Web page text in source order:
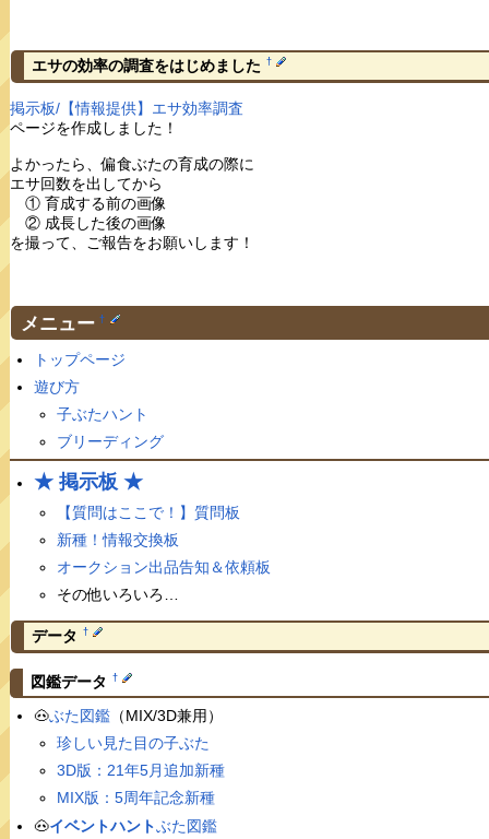
エサの効率の調査をはじめました †
掲示板/【情報提供】エサ効率調査
ページを作成しました！
よかったら、偏食ぶたの育成の際に
エサ回数を出してから
① 育成する前の画像
② 成長した後の画像
を撮って、ご報告をお願いします！
メニュー †
トップページ
遊び方
子ぶたハント
ブリーディング
★ 掲示板 ★
【質問はここで！】質問板
新種！情報交換板
オークション出品告知＆依頼板
その他いろいろ…
データ †
図鑑データ †
🐽ぶた図鑑（MIX/3D兼用）
珍しい見た目の子ぶた
3D版：21年5月追加新種
MIX版：5周年記念新種
🐽イベントハントぶた図鑑